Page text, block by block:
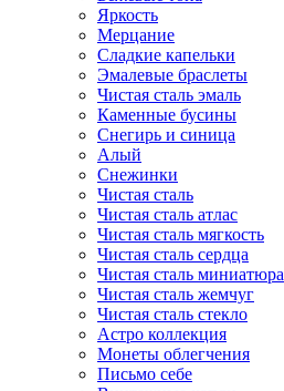
Яркость
Мерцание
Сладкие капельки
Эмалевые браслеты
Чистая сталь эмаль
Каменные бусины
Снегирь и синица
Алый
Снежинки
Чистая сталь
Чистая сталь атлас
Чистая сталь мягкость
Чистая сталь сердца
Чистая сталь миниатюра
Чистая сталь жемчуг
Чистая сталь стекло
Астро коллекция
Монеты облегчения
Письмо себе